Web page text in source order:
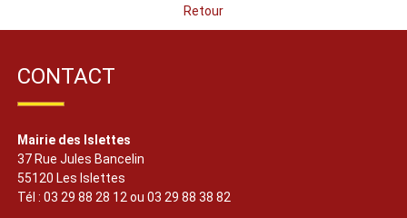
Retour
CONTACT
Mairie des Islettes
37 Rue Jules Bancelin
55120 Les Islettes
Tél : 03 29 88 28 12 ou 03 29 88 38 82